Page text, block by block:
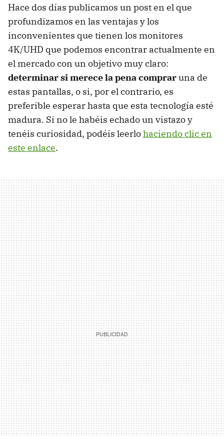
Hace dos días publicamos un post en el que
profundizamos en las ventajas y los
inconvenientes que tienen los monitores
4K/UHD que podemos encontrar actualmente en
el mercado con un objetivo muy claro:
determinar si merece la pena compraruna de
estas pantallas, o si, por el contrario, es
preferible esperar hasta que esta tecnología esté
madura. Si no le habéis echado un vistazo y
tenéis curiosidad, podéis leerlohaciendo clic en
este enlace.